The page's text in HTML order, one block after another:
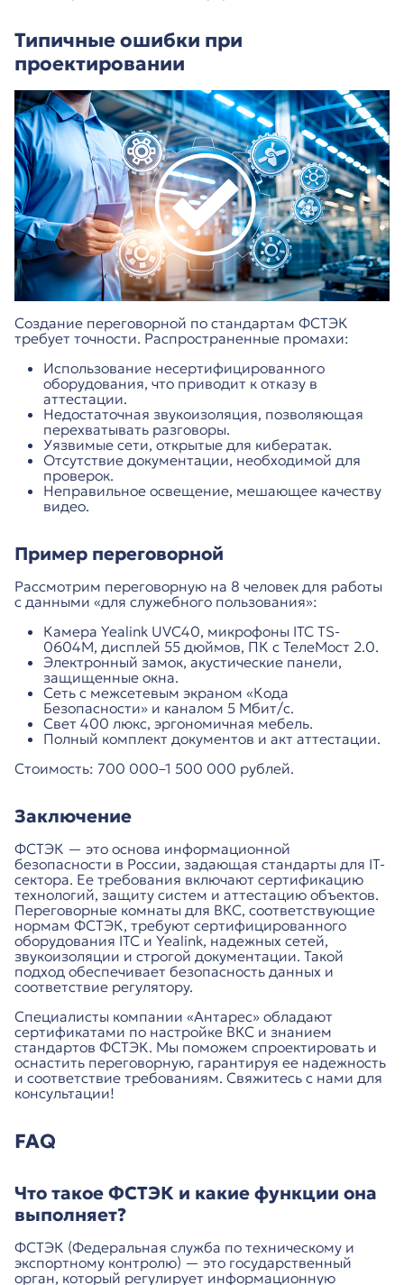
Типичные ошибки при
проектировании
Создание переговорной по стандартам ФСТЭК
требует точности. Распространенные промахи:
Использование несертифицированного
оборудования, что приводит к отказу в
аттестации.
Недостаточная звукоизоляция, позволяющая
перехватывать разговоры.
Уязвимые сети, открытые для кибератак.
Отсутствие документации, необходимой для
проверок.
Неправильное освещение, мешающее качеству
видео.
Пример переговорной
Рассмотрим переговорную на 8 человек для работы
с данными «для служебного пользования»:
Камера Yealink UVC40, микрофоны ITC TS-
0604M, дисплей 55 дюймов, ПК с ТелеМост 2.0.
Электронный замок, акустические панели,
защищенные окна.
Сеть с межсетевым экраном «Кода
Безопасности» и каналом 5 Мбит/с.
Свет 400 люкс, эргономичная мебель.
Полный комплект документов и акт аттестации.
Стоимость: 700 000–1 500 000 рублей.
Заключение
ФСТЭК — это основа информационной
безопасности в России, задающая стандарты для IT-
сектора. Ее требования включают сертификацию
технологий, защиту систем и аттестацию объектов.
Переговорные комнаты для ВКС, соответствующие
нормам ФСТЭК, требуют сертифицированного
оборудования ITC и Yealink, надежных сетей,
звукоизоляции и строгой документации. Такой
подход обеспечивает безопасность данных и
соответствие регулятору.
Специалисты компании «Антарес» обладают
сертификатами по настройке ВКС и знанием
стандартов ФСТЭК. Мы поможем спроектировать и
оснастить переговорную, гарантируя ее надежность
и соответствие требованиям. Свяжитесь с нами для
консультации!
FAQ
Что такое ФСТЭК и какие функции она
выполняет?
ФСТЭК (Федеральная служба по техническому и
экспортному контролю) — это государственный
орган, который регулирует информационную